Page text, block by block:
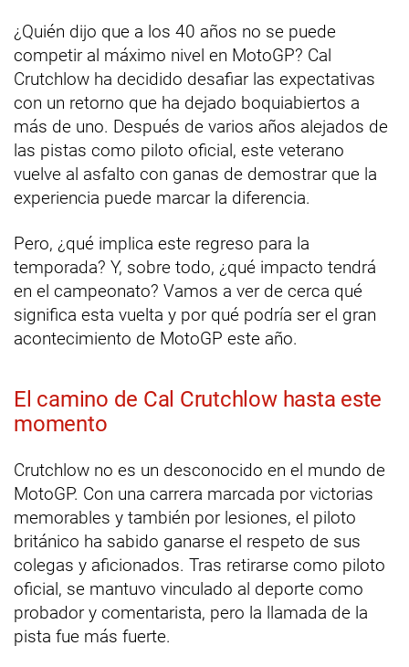
¿Quién dijo que a los 40 años no se puede
competir al máximo nivel en MotoGP? Cal
Crutchlow ha decidido desafiar las expectativas
con un retorno que ha dejado boquiabiertos a
más de uno. Después de varios años alejados de
las pistas como piloto oficial, este veterano
vuelve al asfalto con ganas de demostrar que la
experiencia puede marcar la diferencia.
Pero, ¿qué implica este regreso para la
temporada? Y, sobre todo, ¿qué impacto tendrá
en el campeonato? Vamos a ver de cerca qué
significa esta vuelta y por qué podría ser el gran
acontecimiento de MotoGP este año.
El camino de Cal Crutchlow hasta este
momento
Crutchlow no es un desconocido en el mundo de
MotoGP. Con una carrera marcada por victorias
memorables y también por lesiones, el piloto
británico ha sabido ganarse el respeto de sus
colegas y aficionados. Tras retirarse como piloto
oficial, se mantuvo vinculado al deporte como
probador y comentarista, pero la llamada de la
pista fue más fuerte.